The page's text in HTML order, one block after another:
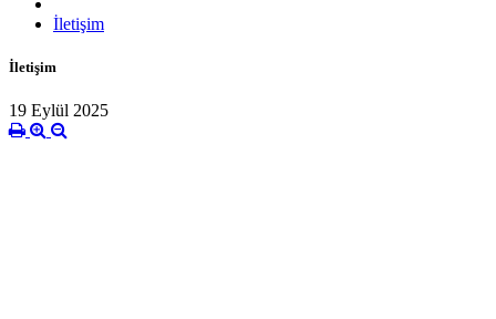
İletişim
İletişim
19 Eylül 2025